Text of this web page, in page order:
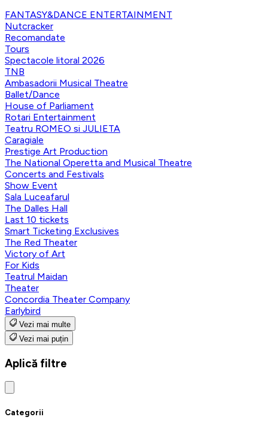
FANTASY&DANCE ENTERTAINMENT
Nutcracker
Recomandate
Tours
Spectacole litoral 2026
TNB
Ambasadorii Musical Theatre
Ballet/Dance
House of Parliament
Rotari Entertainment
Teatru ROMEO si JULIETA
Caragiale
Prestige Art Production
The National Operetta and Musical Theatre
Concerts and Festivals
Show Event
Sala Luceafarul
The Dalles Hall
Last 10 tickets
Smart Ticketing Exclusives
The Red Theater
Victory of Art
For Kids
Teatrul Maidan
Theater
Concordia Theater Company
Earlybird
Vezi mai multe
Vezi mai puțin
Aplică filtre
Categorii